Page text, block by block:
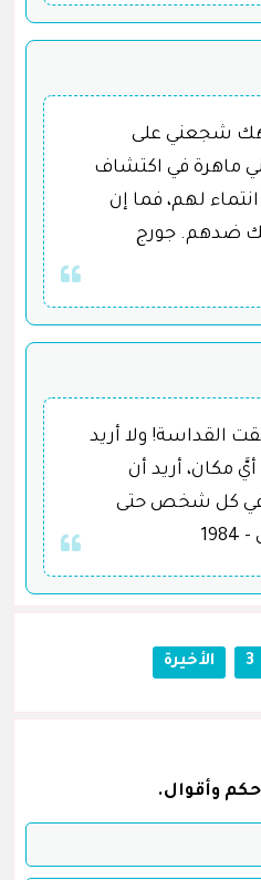
شجعني على
ماهرة في اكتشاف
لهم، فما إن
ضدهم. جورج
القداسة! ولا أريد
مكان، أريد أن
في كل شخص حتى
3 الأخيرة
وأقوال.